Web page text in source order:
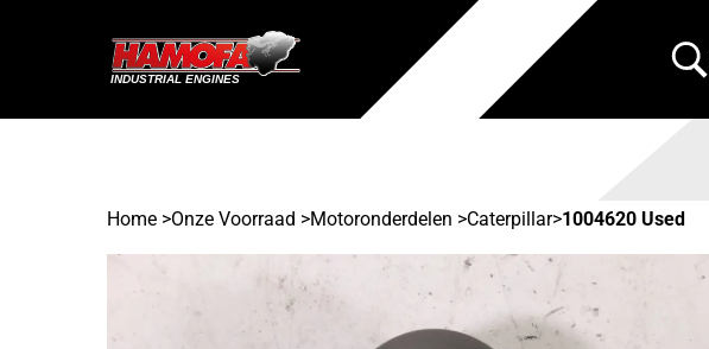
Home >Onze Voorraad >Motoronderdelen >Caterpillar>1004620 Used